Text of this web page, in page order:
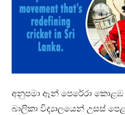
අනුපමා ඈන් පෙරේ⁣රා
බාලිකා විද්‍යාලයෙන් උසස්